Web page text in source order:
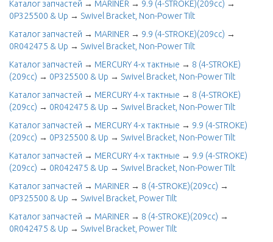
Каталог запчастей → MARINER → 9.9 (4-STROKE)(209cc) →
0P325500 & Up → Swivel Bracket, Non-Power Tilt
Каталог запчастей → MARINER → 9.9 (4-STROKE)(209cc) →
0R042475 & Up → Swivel Bracket, Non-Power Tilt
Каталог запчастей → MERCURY 4-х тактные → 8 (4-STROKE)
(209cc) → 0P325500 & Up → Swivel Bracket, Non-Power Tilt
Каталог запчастей → MERCURY 4-х тактные → 8 (4-STROKE)
(209cc) → 0R042475 & Up → Swivel Bracket, Non-Power Tilt
Каталог запчастей → MERCURY 4-х тактные → 9.9 (4-STROKE)
(209cc) → 0P325500 & Up → Swivel Bracket, Non-Power Tilt
Каталог запчастей → MERCURY 4-х тактные → 9.9 (4-STROKE)
(209cc) → 0R042475 & Up → Swivel Bracket, Non-Power Tilt
Каталог запчастей → MARINER → 8 (4-STROKE)(209cc) →
0P325500 & Up → Swivel Bracket, Power Tilt
Каталог запчастей → MARINER → 8 (4-STROKE)(209cc) →
0R042475 & Up → Swivel Bracket, Power Tilt